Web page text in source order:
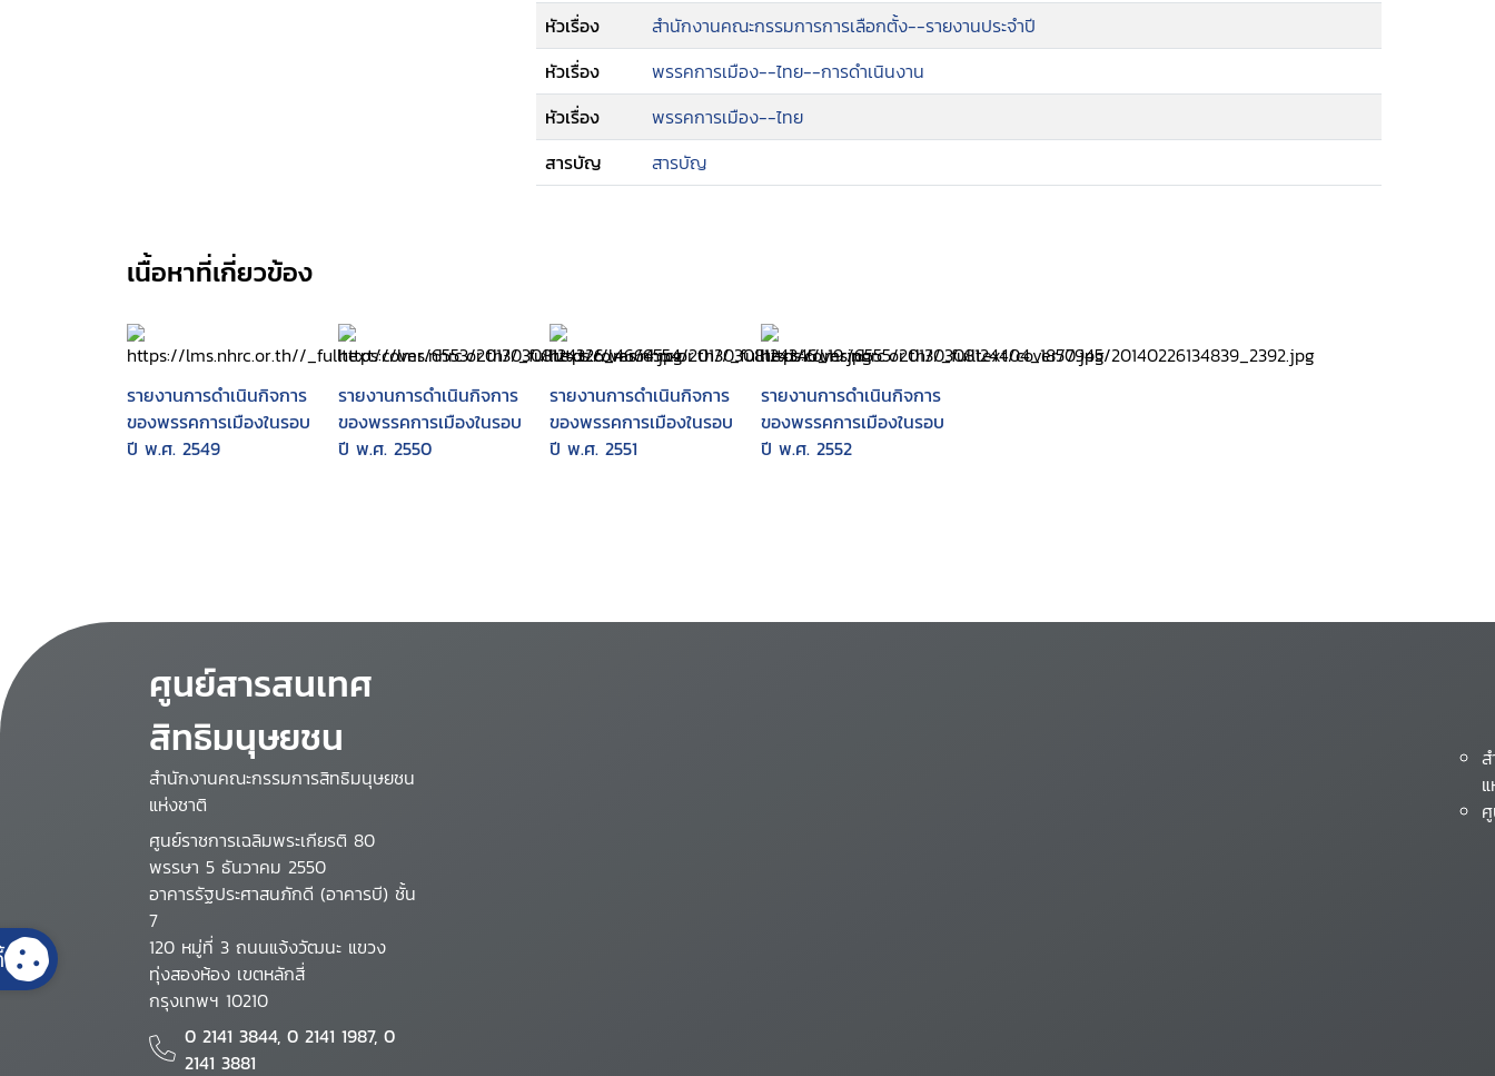
หัวเรื่อง
สำนักงานคณะกรรมการการเลือกตั้ง--รายงานประจำปี
หัวเรื่อง
พรรคการเมือง--ไทย--การดำเนินงาน
หัวเรื่อง
พรรคการเมือง--ไทย
สารบัญ
สารบัญ
เนื้อหาที่เกี่ยวข้อง
รายงานการดำเนินกิจการ
ของพรรคการเมืองในรอบ
ปี พ.ศ. 2549
รายงานการดำเนินกิจการ
ของพรรคการเมืองในรอบ
ปี พ.ศ. 2550
รายงานการดำเนินกิจการ
ของพรรคการเมืองในรอบ
ปี พ.ศ. 2551
รายงานการดำเนินกิจการ
ของพรรคการเมืองในรอบ
ปี พ.ศ. 2552
ศูนย์สารสนเทศ
สิทธิมนุษยชน
สำนักงานคณะกรรมการสิทธิมนุษยชน
แห่งชาติ
ศูนย์ราชการเฉลิมพระเกียรติ 80
พรรษา 5 ธันวาคม 2550
อาคารรัฐประศาสนภักดี (อาคารบี) ชั้น
7
120 หมู่ที่ 3 ถนนแจ้งวัฒนะ แขวง
ทุ่งสองห้อง เขตหลักสี่
กรุงเทพฯ 10210
0 2141 3844, 0 2141 1987, 0
2141 3881